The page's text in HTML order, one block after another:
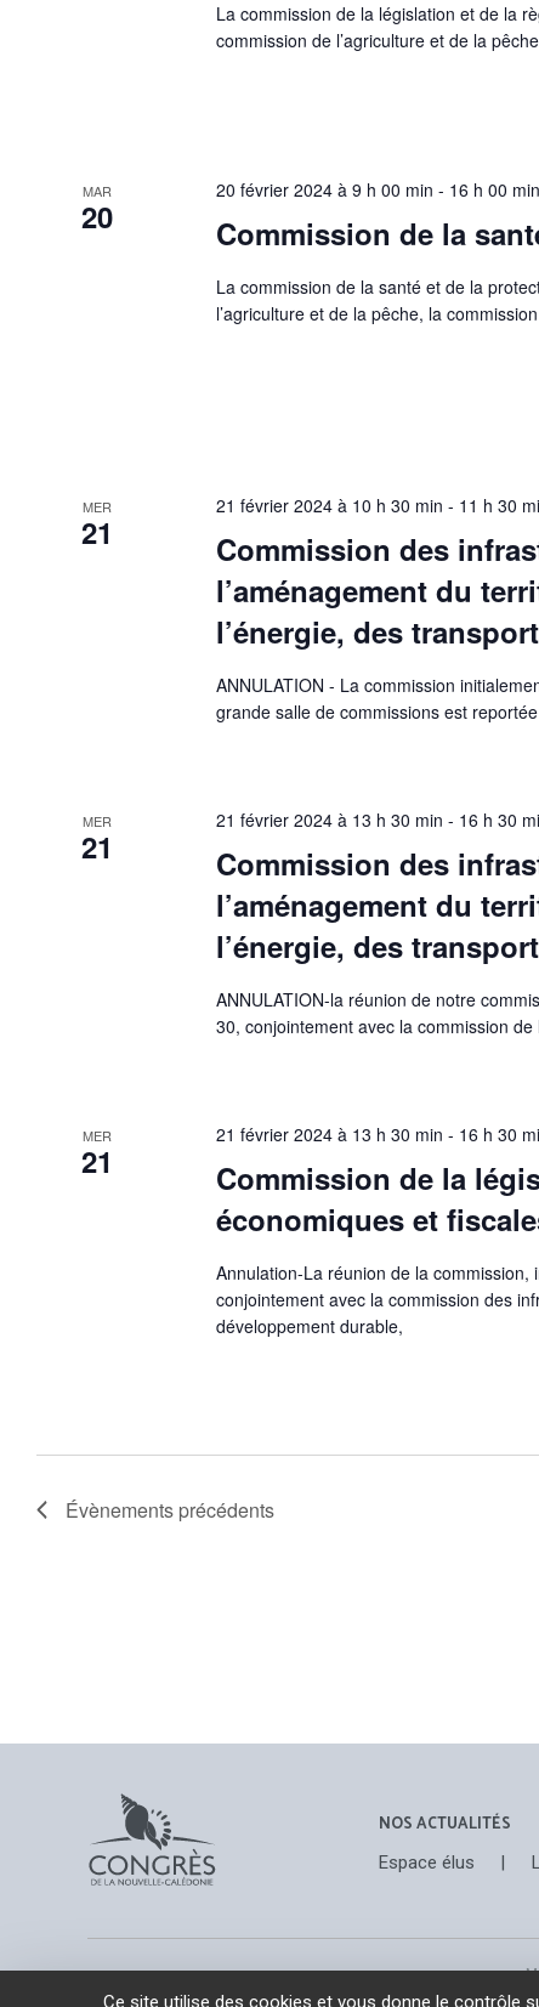
La commission de la législation et de la
commission de l’agriculture et de la
MAR
20 Commission de la
20 février 2024 à 9 h 00 min - 16 h 00 min
La commission de la santé et de la
l’agriculture et de la pêche, la
MER
21
Commission des
l’aménagement du
l’énergie, des
21 février 2024 à 10 h 30 min - 11 h 30
ANNULATION - La commission
grande salle de commissions est
MER
21
Commission des
l’aménagement du
l’énergie, des
21 février 2024 à 13 h 30 min - 16 h 30
ANNULATION-la réunion de notre
30, conjointement avec la commission
MER
21
Commission de la
économiques et
21 février 2024 à 13 h 30 min - 16 h 30
Annulation-La réunion de la
conjointement avec la commission des
développement durable,
Évènements précédents
NOS ACTUALITÉS
Espace élus |
Ce site utilise des cookies et vous donne le contrôle